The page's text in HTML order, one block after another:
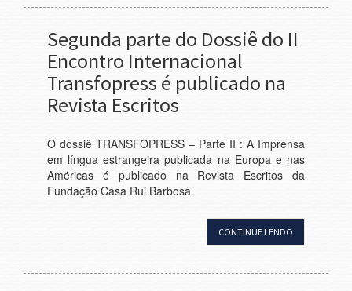
Segunda parte do Dossiê do II
Encontro Internacional
Transfopress é publicado na
Revista Escritos
O dossiê TRANSFOPRESS – Parte II : A Imprensa
em língua estrangeira publicada na Europa e nas
Américas é publicado na Revista Escritos da
Fundação Casa Rui Barbosa.
CONTINUE LENDO